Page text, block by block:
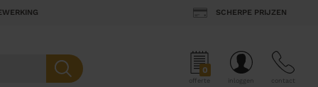
SCHERPE PRIJZEN
0
offerte inloggen contact